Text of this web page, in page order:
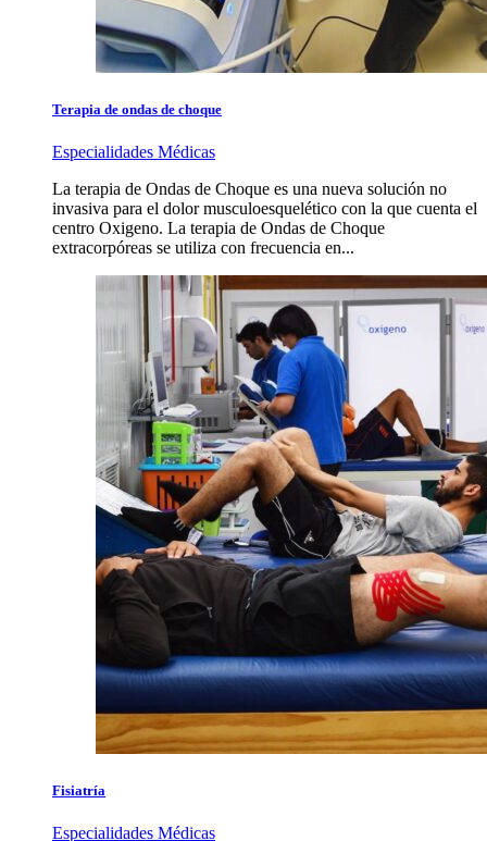
Terapia de ondas de choque
Especialidades Médicas
La terapia de Ondas de Choque es una nueva solución no
invasiva para el dolor musculoesquelético con la que cuenta el
centro Oxigeno. La terapia de Ondas de Choque
extracorpóreas se utiliza con frecuencia en...
Fisiatría
Especialidades Médicas